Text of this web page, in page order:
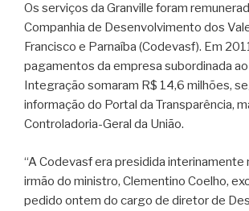
Os serviços da Granville foram
Companhia de Desenvolvimento dos
Francisco e Parnaíba (Codevasf). Em
pagamentos da empresa subordinada
Integração somaram R$ 14,6 milhões,
informação do Portal da Transparência,
Controladoria-Geral da União.
“A Codevasf era presidida interinamente
irmão do ministro, Clementino Coelho,
pedido ontem do cargo de diretor de